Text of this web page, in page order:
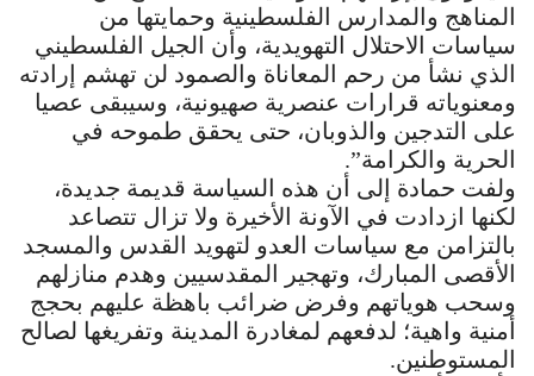
المناهج والمدارس الفلسطينية وحمايتها من
سياسات الاحتلال التهويدية، وأن الجيل الفلسطيني
الذي نشأ من رحم المعاناة والصمود لن تهشم إرادته
ومعنوياته قرارات عنصرية صهيونية، وسيبقى عصيا
على التدجين والذوبان، حتى يحقق طموحه في
الحرية والكرامة”.
ولفت حمادة إلى أن هذه السياسة قديمة جديدة،
لكنها ازدادت في الآونة الأخيرة ولا تزال تتصاعد
بالتزامن مع سياسات العدو لتهويد القدس والمسجد
الأقصى المبارك، وتهجير المقدسيين وهدم منازلهم
وسحب هوياتهم وفرض ضرائب باهظة عليهم بحجج
أمنية واهية؛ لدفعهم لمغادرة المدينة وتفريغها لصالح
المستوطنين.